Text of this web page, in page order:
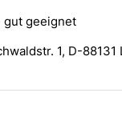
gut geeignet
1, D-